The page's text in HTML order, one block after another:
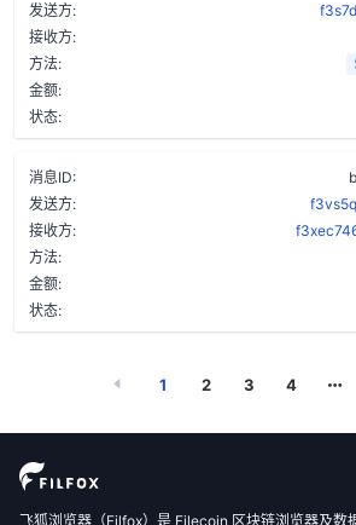
发送方:
接收方:
方法:
金额:
状态:
消息ID:
发送方:
接收方:
方法:
金额:
状态:
1 2 3 4
飞狐浏览器（Filfox）是 Filecoin 区块链浏览器及数